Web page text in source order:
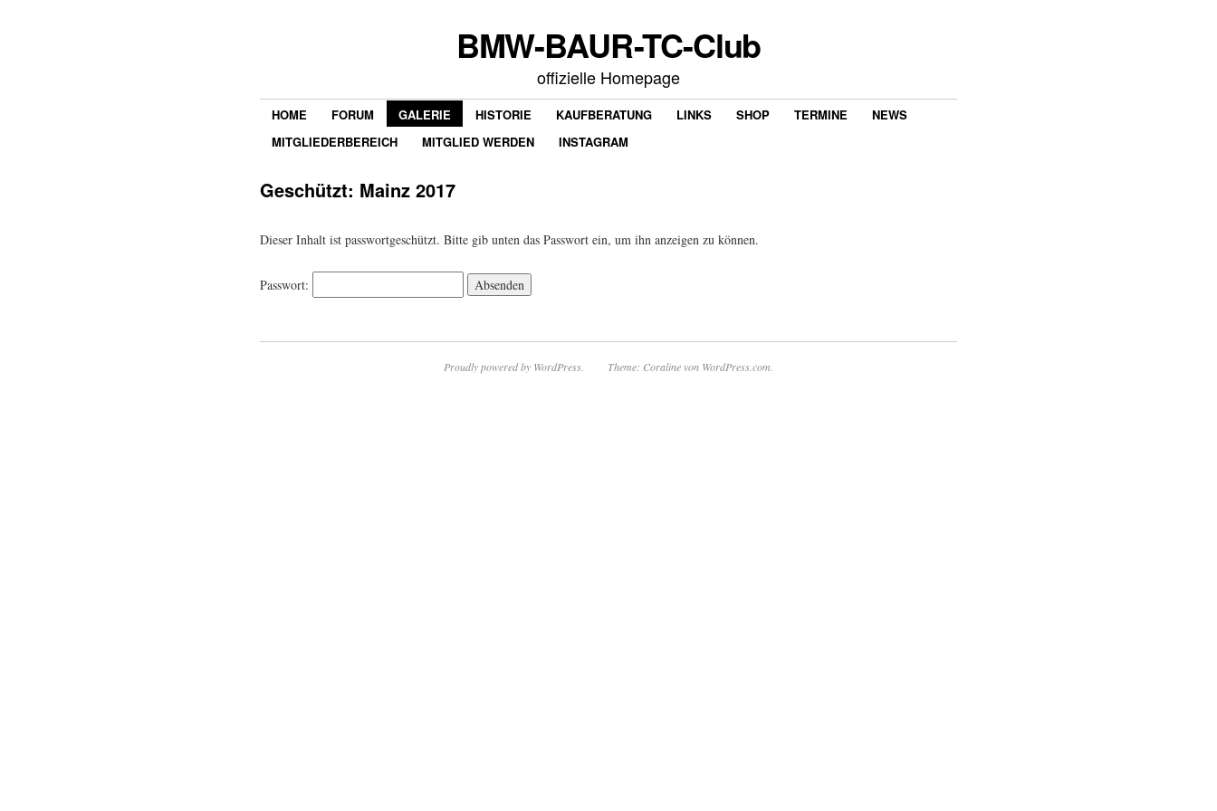
BMW-BAUR-TC-Club
offizielle Homepage
HOME FORUM GALERIE HISTORIE KAUFBERATUNG LINKS SHOP TERMINE
NEWS
MITGLIEDERBEREICH
MITGLIED WERDEN INSTAGRAM
Geschützt: Mainz 2017
Dieser Inhalt ist passwortgeschützt. Bitte gib unten das Passwort ein, um ihn anzeigen zu können.
Passwort:
Proudly powered by WordPress. Theme: Coraline von WordPress.com